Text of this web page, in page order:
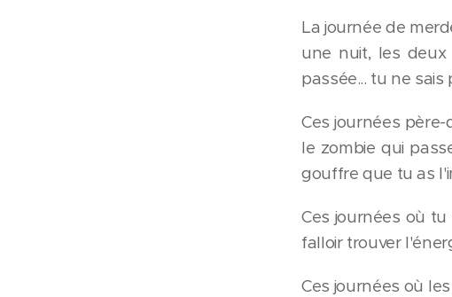
La journée de
une nuit, les
passée... tu ne sais
Ces journées
le zombie qui
gouffre que tu as
Ces journées où
falloir trouver
Ces journées où